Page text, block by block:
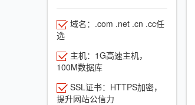
域名：.com .net .cn .cc任
选
主机：1G高速主机，
100M数据库
SSL证书：HTTPS加密，
提升网站公信力